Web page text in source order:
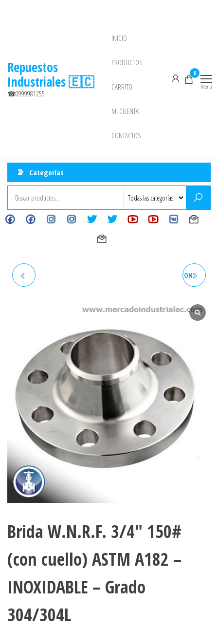
Repuestos
Industriales 🇪🇨
☎0999981255
INICIO
PRODUCTOS
CARRITO
MI CUENTA
CONTACTOS
0
Menú
Categorías
BRIDA W.N.R.F. 1/2" 150#
304/304L
BRIDA W.N.R.F. 1" 150# (CON
304/304L
Brida W.N.R.F. 3/4″ 150#
(con cuello) ASTM A182 –
INOXIDABLE – Grado
304/304L